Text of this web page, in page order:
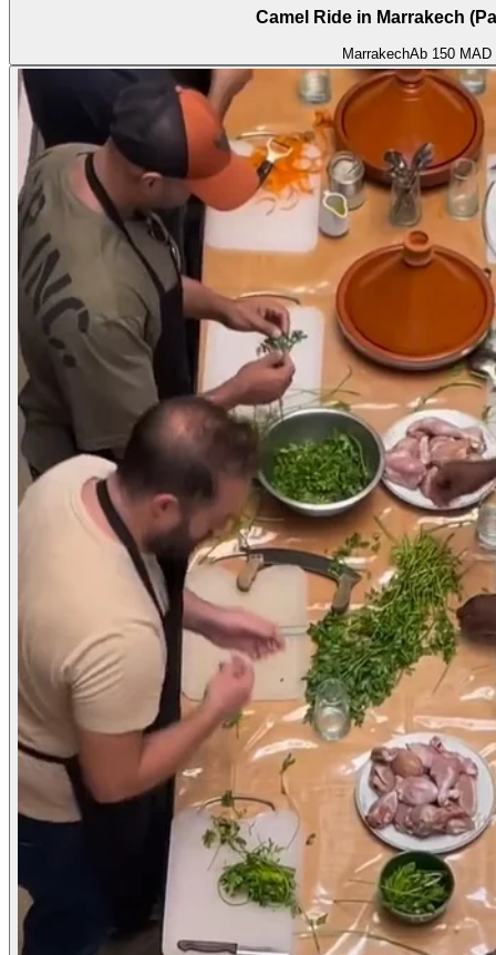
Camel Ride in Marrakech
MarrakechAb 150 MAD